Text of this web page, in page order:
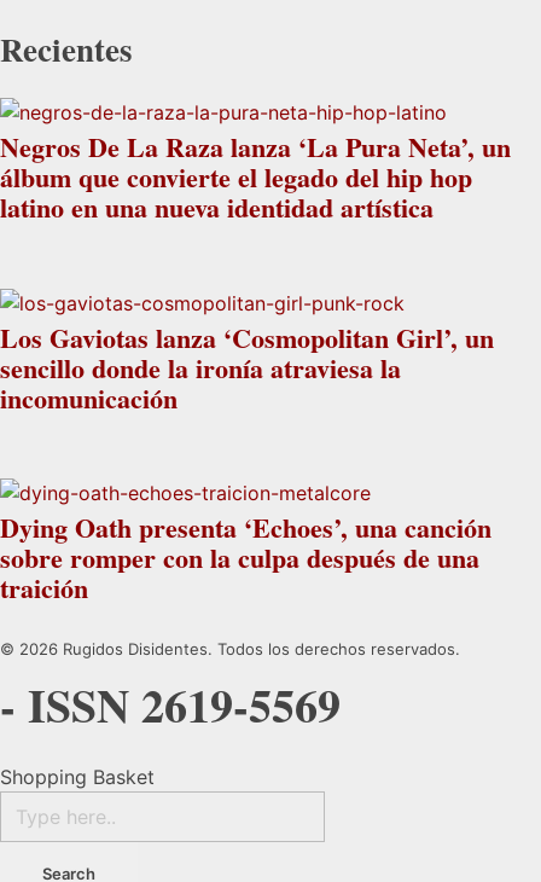
Recientes
Negros De La Raza lanza ‘La Pura Neta’, un
álbum que convierte el legado del hip hop
latino en una nueva identidad artística
Los Gaviotas lanza ‘Cosmopolitan Girl’, un
sencillo donde la ironía atraviesa la
incomunicación
Dying Oath presenta ‘Echoes’, una canción
sobre romper con la culpa después de una
traición
© 2026 Rugidos Disidentes. Todos los derechos reservados.
- ISSN 2619-5569
Shopping Basket